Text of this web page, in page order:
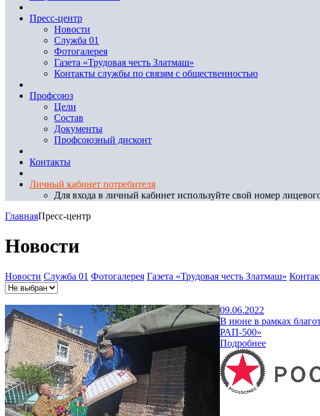
Пресс-центр
Новости
Служба 01
Фотогалерея
Газета «Трудовая честь Златмаш»
Контакты службы по связям с общественностью
Профсоюз
Цели
Состав
Документы
Профсоюзный дисконт
Контакты
Личный кабинет потребителя
Для входа в личный кабинет используйте свой номер
ГлавнаяПресс-центр
Новости
Новости Служба 01 Фотогалерея Газета «Трудовая честь Златмаш»
09.06.2022
В июне в рамках
РАП-500»
Подробнее